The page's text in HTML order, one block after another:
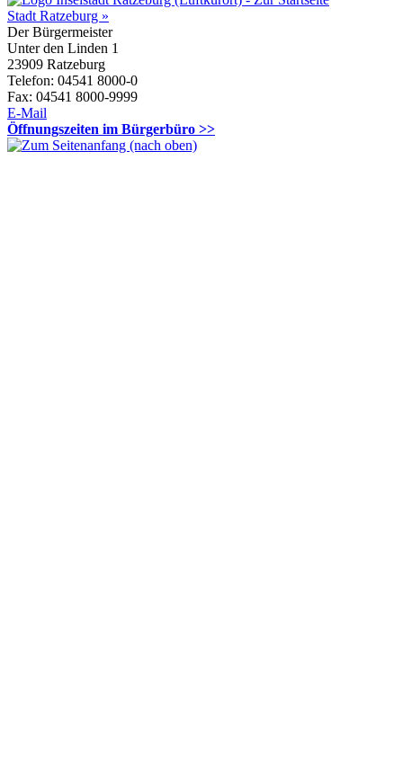
Stadt Ratzeburg »
Der Bürgermeister
Unter den Linden 1
23909 Ratzeburg
Telefon: 04541 8000-0
Fax: 04541 8000-9999
E-Mail
Öffnungszeiten im Bürgerbüro >>